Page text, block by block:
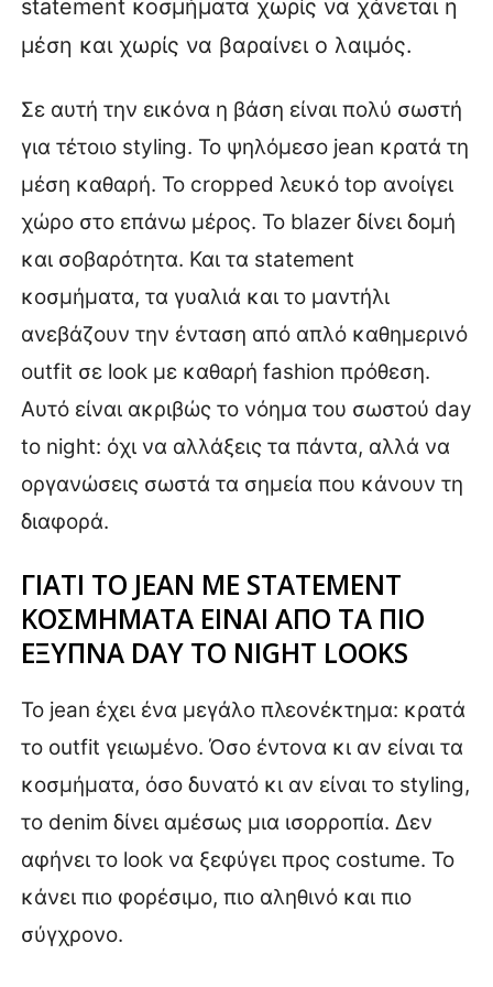
statement κοσμήματα χωρίς να χάνεται η
μέση και χωρίς να βαραίνει ο λαιμός.
Σε αυτή την εικόνα η βάση είναι πολύ σωστή
για τέτοιο styling. Το ψηλόμεσο jean κρατά τη
μέση καθαρή. Το cropped λευκό top ανοίγει
χώρο στο επάνω μέρος. Το blazer δίνει δομή
και σοβαρότητα. Και τα statement
κοσμήματα, τα γυαλιά και το μαντήλι
ανεβάζουν την ένταση από απλό καθημερινό
outfit σε look με καθαρή fashion πρόθεση.
Αυτό είναι ακριβώς το νόημα του σωστού day
to night: όχι να αλλάξεις τα πάντα, αλλά να
οργανώσεις σωστά τα σημεία που κάνουν τη
διαφορά.
ΓΙΑΤΙ ΤΟ JEAN ΜΕ STATEMENT
ΚΟΣΜΗΜΑΤΑ ΕΙΝΑΙ ΑΠΟ ΤΑ ΠΙΟ
ΕΞΥΠΝΑ DAY TO NIGHT LOOKS
Το jean έχει ένα μεγάλο πλεονέκτημα: κρατά
το outfit γειωμένο. Όσο έντονα κι αν είναι τα
κοσμήματα, όσο δυνατό κι αν είναι το styling,
το denim δίνει αμέσως μια ισορροπία. Δεν
αφήνει το look να ξεφύγει προς costume. Το
κάνει πιο φορέσιμο, πιο αληθινό και πιο
σύγχρονο.